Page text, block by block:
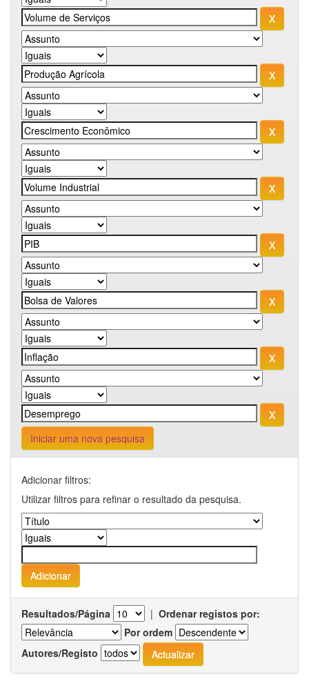
Iniciar uma nova pesquisa
Adicionar filtros:
Utilizar filtros para refinar o resultado da pesquisa.
Resultados/Página | Ordenar registos por:
Por ordem
Autores/Registo